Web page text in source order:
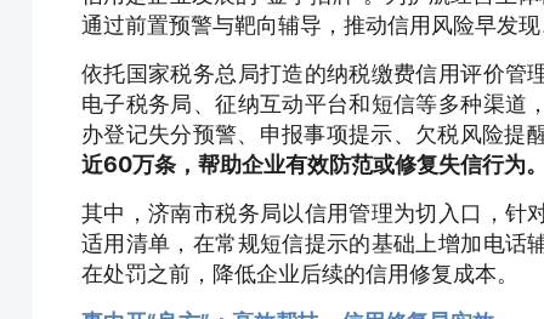
通过前置预警与靶向辅导，推动信用风险早发
依托国家税务总局打造的纳税缴费信用评价管
电子税务局、征纳互动平台和短信等多种渠道
办登记失分预警、申报事项提示、欠税风险提
近60万条，帮助企业有效防范或修复失信行为
其中，济南市税务局以信用管理为切入口，针
适用清单，在常规短信提示的基础上增加电话
在处罚之前，降低企业后续的信用修复成本。